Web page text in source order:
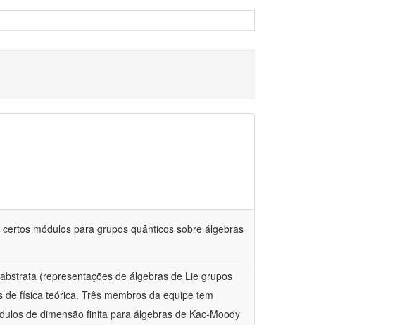
módulos para grupos quânticos sobre álgebras
(representações de álgebras de Lie grupos
física teórica. Três membros da equipe tem
de dimensão finita para álgebras de Kac-Moody